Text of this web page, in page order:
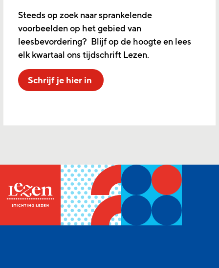
Steeds op zoek naar sprankelende
voorbeelden op het gebied van
leesbevordering? Blijf op de hoogte en lees
elk kwartaal ons tijdschrift Lezen.
Schrijf je hier in